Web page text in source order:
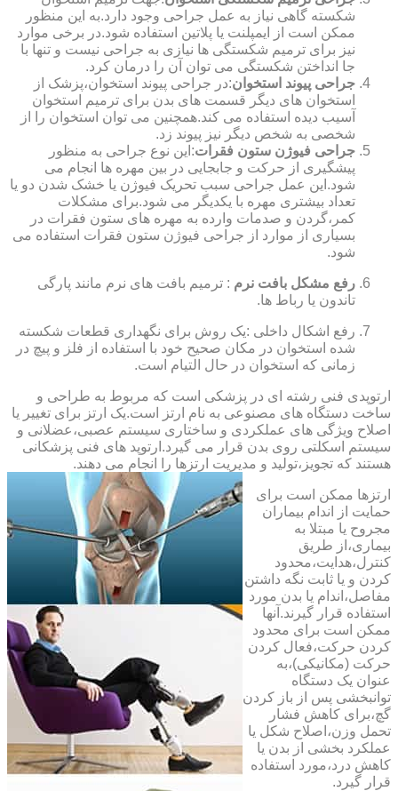
شکسته گاهی نیاز به عمل جراحی وجود دارد.به این منظور
ممکن است از ایمپلنت یا پلاتین استفاده شود.در برخی موارد
نیز برای ترمیم شکستگی ها نیازی به جراحی نیست و تنها با
جا انداختن شکستگی می توان آن را درمان کرد.
جراحی پیوند استخوان:در جراحی پیوند استخوان،پزشک از
استخوان های دیگر قسمت های بدن برای ترمیم استخوان
آسیب دیده استفاده می کند.همچنین می توان استخوان را از
شخصی به شخص دیگر نیز پیوند زد.
جراحی فیوژن ستون فقرات:این نوع جراحی به منظور
پیشگیری از حرکت و جابجایی در بین مهره ها انجام می
شود.این عمل جراحی سبب تحریک فیوژن یا خشک شدن دو یا
تعداد بیشتری مهره با یکدیگر می شود.برای مشکلات
کمر،گردن و صدمات وارده به مهره های ستون فقرات در
بسیاری از موارد از جراحی فیوژن ستون فقرات استفاده می
شود.
رفع مشکل بافت نرم : ترمیم بافت های نرم مانند پارگی
تاندون یا رباط ها.
رفع اشکال داخلی :یک روش برای نگهداری قطعات شکسته
شده استخوان در مکان صحیح خود با استفاده از فلز و پیچ در
زمانی که استخوان در حال التیام است.
ارتوپدی فنی رشته ای در پزشکی است که مربوط به طراحی و
ساخت دستگاه های مصنوعی به نام ارتز است.یک ارتز برای تغییر یا
اصلاح ویژگی های عملکردی و ساختاری سیستم عصبی،عضلانی و
سیستم اسکلتی روی بدن قرار می گیرد.ارتوپد های فنی پزشکانی
هستند که تجویز،تولید و مدیریت ارتزها را انجام می دهند.
ارتزها ممکن است برای
حمایت از اندام بیماران
مجروح یا مبتلا به
بیماری،از طریق
کنترل،هدایت،محدود
کردن و یا ثابت نگه داشتن
مفاصل،اندام یا بدن مورد
استفاده قرار گیرند.آنها
ممکن است برای محدود
کردن حرکت،فعال کردن
حرکت (مکانیکی)،به
عنوان یک دستگاه
توانبخشی پس از باز کردن
گچ،برای کاهش فشار
تحمل وزن،اصلاح شکل یا
عملکرد بخشی از بدن یا
کاهش درد،مورد استفاده
قرار گیرد.